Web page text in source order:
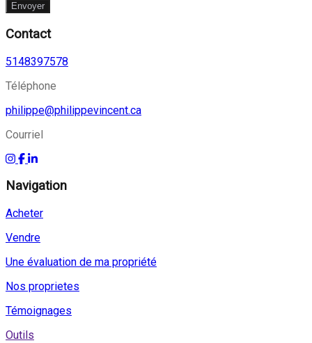
Envoyer
Contact
5148397578
Téléphone
philippe@philippevincent.ca
Courriel
Navigation
Acheter
Vendre
Une évaluation de ma propriété
Nos proprietes
Témoignages
Outils